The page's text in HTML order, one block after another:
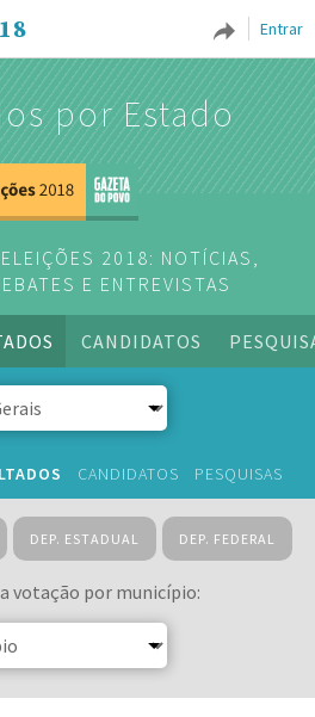
Entrar
por Estado
2018: NOTÍCIAS,
E ENTREVISTAS
CANDIDATOS
CANDIDATOS PESQUISAS
DEP. ESTADUAL DEP. FEDERAL
votação por município: